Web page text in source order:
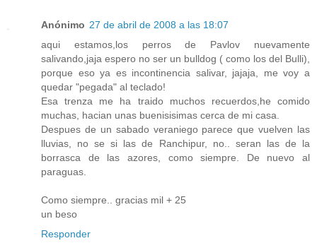
Anónimo 27 de abril de 2008 a las 18:07
aqui estamos,los perros de Pavlov nuevamente
salivando,jaja espero no ser un bulldog ( como los del Bulli),
porque eso ya es incontinencia salivar, jajaja, me voy a
quedar "pegada" al teclado!
Esa trenza me ha traido muchos recuerdos,he comido
muchas, hacian unas buenisisimas cerca de mi casa.
Despues de un sabado veraniego parece que vuelven las
lluvias, no se si las de Ranchipur, no.. seran las de la
borrasca de las azores, como siempre. De nuevo al
paraguas.
Como siempre.. gracias mil + 25
un beso
Responder